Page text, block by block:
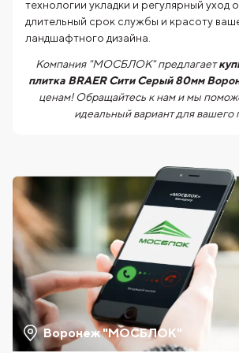
технологии укладки и регулярный уход
длительный срок службы и красоту
ландшафтного дизайна.
Компания "МОСБЛОК" предлагает
плитка BRAER Сити Серый 80мм
ценам! Обращайтесь к нам и мы
идеальный вариант для вашего
Воронеж "МОСБЛОК"